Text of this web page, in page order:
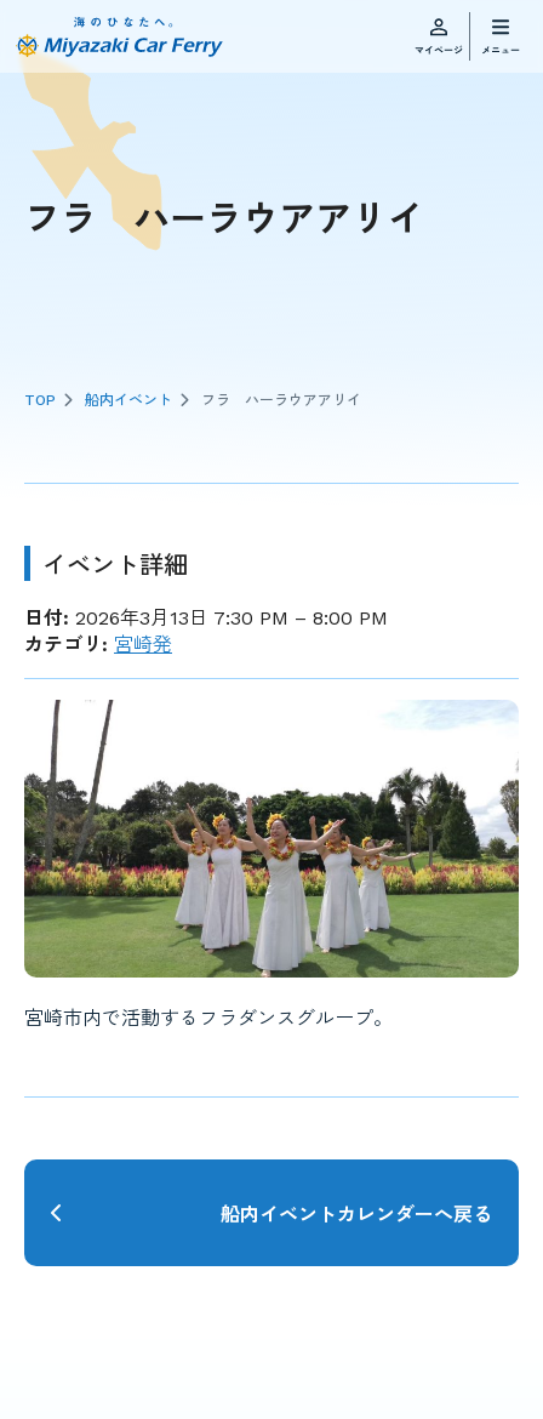
フラ ハーラウアアリイ
TOP 船内イベント フラ ハーラウアアリイ
イベント詳細
日付: 2026年3月13日 7:30 PM – 8:00 PM
カテゴリ: 宮崎発
宮崎市内で活動するフラダンスグループ。
船内イベントカレンダーへ戻る